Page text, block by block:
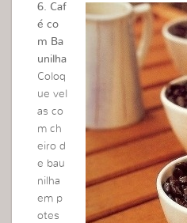
6. Caf
é co
m Ba
unilha
Coloq
ue vel
as co
m ch
eiro d
e bau
nilha
em p
otes